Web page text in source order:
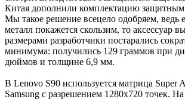
Китая дополнили комплектацию
Мы такое решение всецело одобряем, ведь
металл покажется скользим, то аксессуар
размерами разработчики постарались
минимума: получились 129 граммов при
дюймов и толщине 6,9 мм.
В Lenovo S90 используется матрица Super
Samsung с разрешением 1280х720 точек.